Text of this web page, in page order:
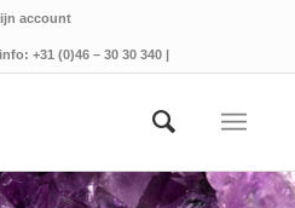
account
+31 (0)46 – 30 30 340 |